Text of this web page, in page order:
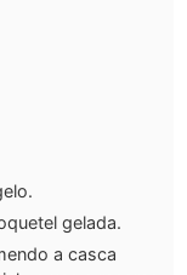
gelada.
a casca